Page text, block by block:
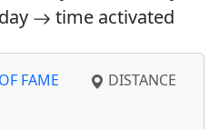
time activated
FAME
DISTANCE